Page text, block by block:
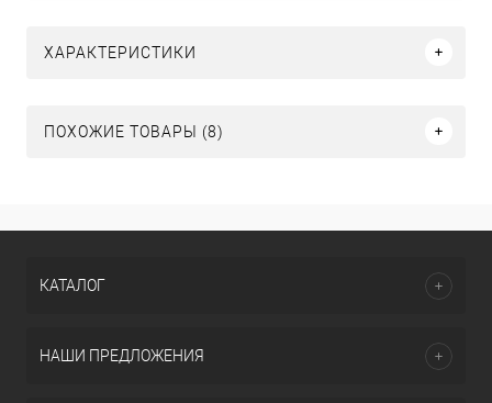
ХАРАКТЕРИСТИКИ
ПОХОЖИЕ ТОВАРЫ (8)
КАТАЛОГ
НАШИ ПРЕДЛОЖЕНИЯ